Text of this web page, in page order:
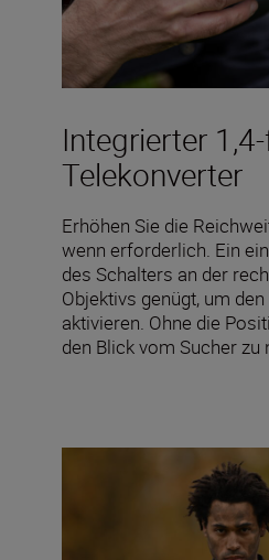
Integrierter
Telekonverter
Erhöhen Sie die
wenn erforderlich. Ein
des Schalters an der
Objektivs genügt, um
aktivieren. Ohne die
den Blick vom Sucher zu